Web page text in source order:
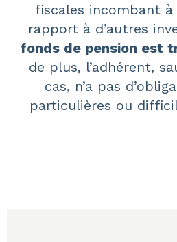
fiscales incombant à
rapport à d’autres
fonds de pension est
de plus, l’adhérent,
cas, n’a pas
particulières ou